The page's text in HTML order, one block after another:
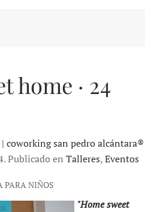
home · 24
coworking san pedro alcántara®
Publicado en Talleres,Eventos
PARA NIÑOS
"Home sweet